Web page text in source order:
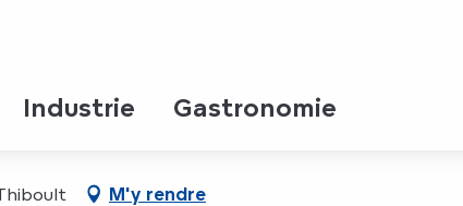
Industrie Gastronomie
M'y rendre